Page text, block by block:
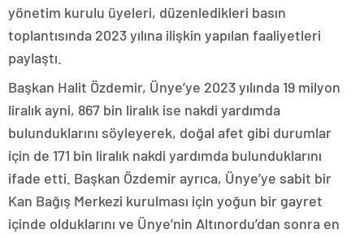
yönetim kurulu üyeleri, düzenledikleri basın
toplantısında 2023 yılına ilişkin yapılan faaliyetleri
paylaştı.
Başkan Halit Özdemir, Ünye’ye 2023 yılında 19 milyon
liralık ayni, 867 bin liralık ise nakdi yardımda
bulunduklarını söyleyerek, doğal afet gibi durumlar
için de 171 bin liralık nakdi yardımda bulunduklarını
ifade etti. Başkan Özdemir ayrıca, Ünye’ye sabit bir
Kan Bağış Merkezi kurulması için yoğun bir gayret
içinde olduklarını ve Ünye’nin Altınordu’dan sonra en